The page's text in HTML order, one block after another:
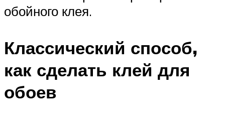
обойного клея.
Классический способ,
как сделать клей для
обоев